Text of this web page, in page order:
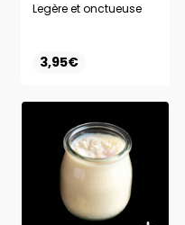
Legère et onctueuse
3,95€